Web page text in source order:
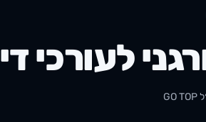
לעורכי
GO TOP